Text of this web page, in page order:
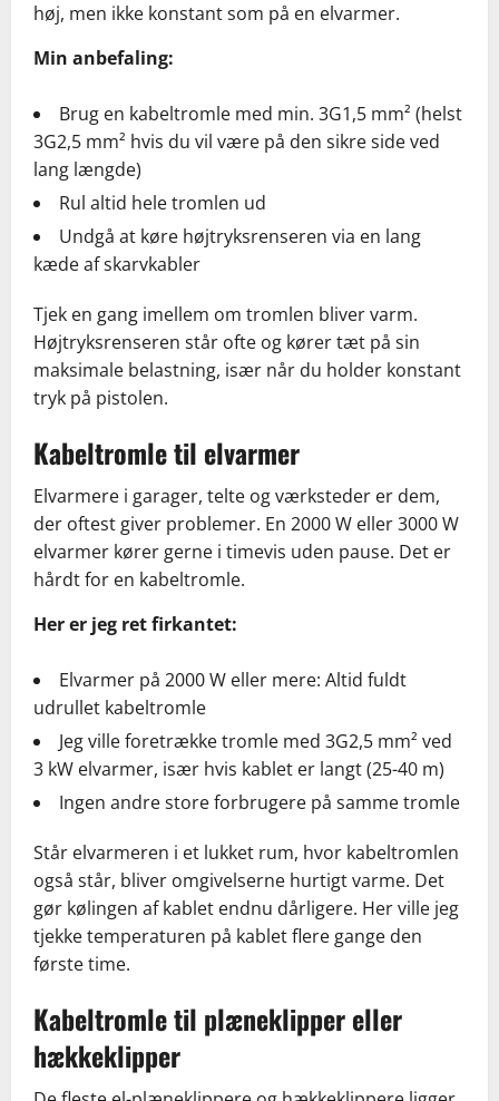
høj, men ikke konstant som på en elvarmer.
Min anbefaling:
Brug en kabeltromle med min. 3G1,5 mm² (helst
3G2,5 mm² hvis du vil være på den sikre side ved
lang længde)
Rul altid hele tromlen ud
Undgå at køre højtryksrenseren via en lang
kæde af skarvkabler
Tjek en gang imellem om tromlen bliver varm.
Højtryksrenseren står ofte og kører tæt på sin
maksimale belastning, især når du holder konstant
tryk på pistolen.
Kabeltromle til elvarmer
Elvarmere i garager, telte og værksteder er dem,
der oftest giver problemer. En 2000 W eller 3000 W
elvarmer kører gerne i timevis uden pause. Det er
hårdt for en kabeltromle.
Her er jeg ret firkantet:
Elvarmer på 2000 W eller mere: Altid fuldt
udrullet kabeltromle
Jeg ville foretrække tromle med 3G2,5 mm² ved
3 kW elvarmer, især hvis kablet er langt (25-40 m)
Ingen andre store forbrugere på samme tromle
Står elvarmeren i et lukket rum, hvor kabeltromlen
også står, bliver omgivelserne hurtigt varme. Det
gør kølingen af kablet endnu dårligere. Her ville jeg
tjekke temperaturen på kablet flere gange den
første time.
Kabeltromle til plæneklipper eller
hækkeklipper